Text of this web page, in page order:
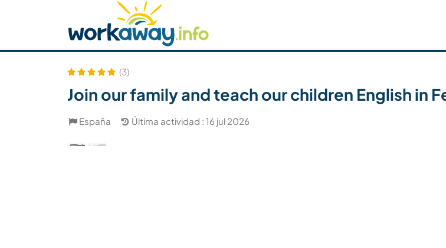
Buscar anfitrión Busca un compañero
Seguridad
(3)
Join our family and teach our children English in
España Última actividad : 16 jul 2026